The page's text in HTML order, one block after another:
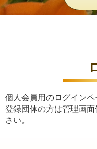
個人会員用のログインペ
登録団体の方は管理画
さい。